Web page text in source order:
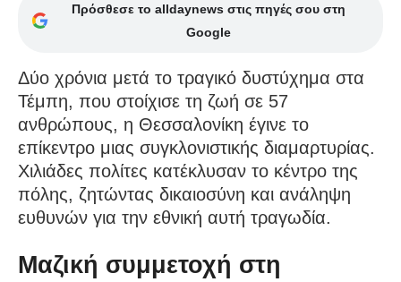
Πρόσθεσε το alldaynews στις πηγές σου στη
Google
Δύο χρόνια μετά το τραγικό δυστύχημα στα
Τέμπη, που στοίχισε τη ζωή σε 57
ανθρώπους, η Θεσσαλονίκη έγινε το
επίκεντρο μιας συγκλονιστικής διαμαρτυρίας.
Χιλιάδες πολίτες κατέκλυσαν το κέντρο της
πόλης, ζητώντας δικαιοσύνη και ανάληψη
ευθυνών για την εθνική αυτή τραγωδία.
Μαζική συμμετοχή στη